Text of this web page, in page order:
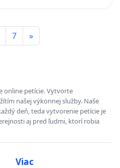
7 »
online petície. Vytvorte
našej výkonnej služby. Naše
deň, teda vytvorenie petície je
aj pred ľudmi, ktorí robia
Viac